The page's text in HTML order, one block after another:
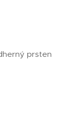
prsten